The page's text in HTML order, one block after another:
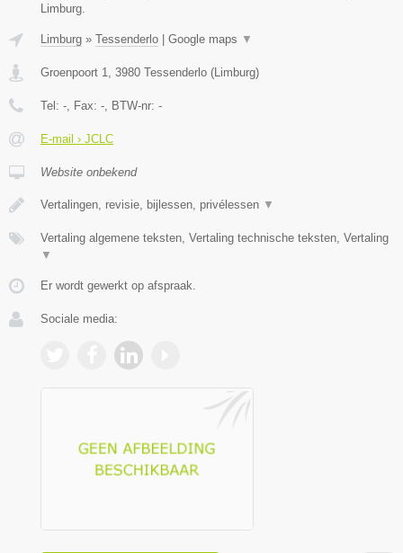
Limburg.
Limburg » Tessenderlo Google maps ▼
Groenpoort 1, 3980 Tessenderlo (Limburg)
Tel: -, Fax: -, BTW-nr: -
E-mail › JCLC
Website onbekend
Vertalingen, revisie, bijlessen, privélessen ▼
Vertaling algemene teksten, Vertaling technische teksten, Vertaling
▼
Er wordt gewerkt op afspraak.
Sociale media: